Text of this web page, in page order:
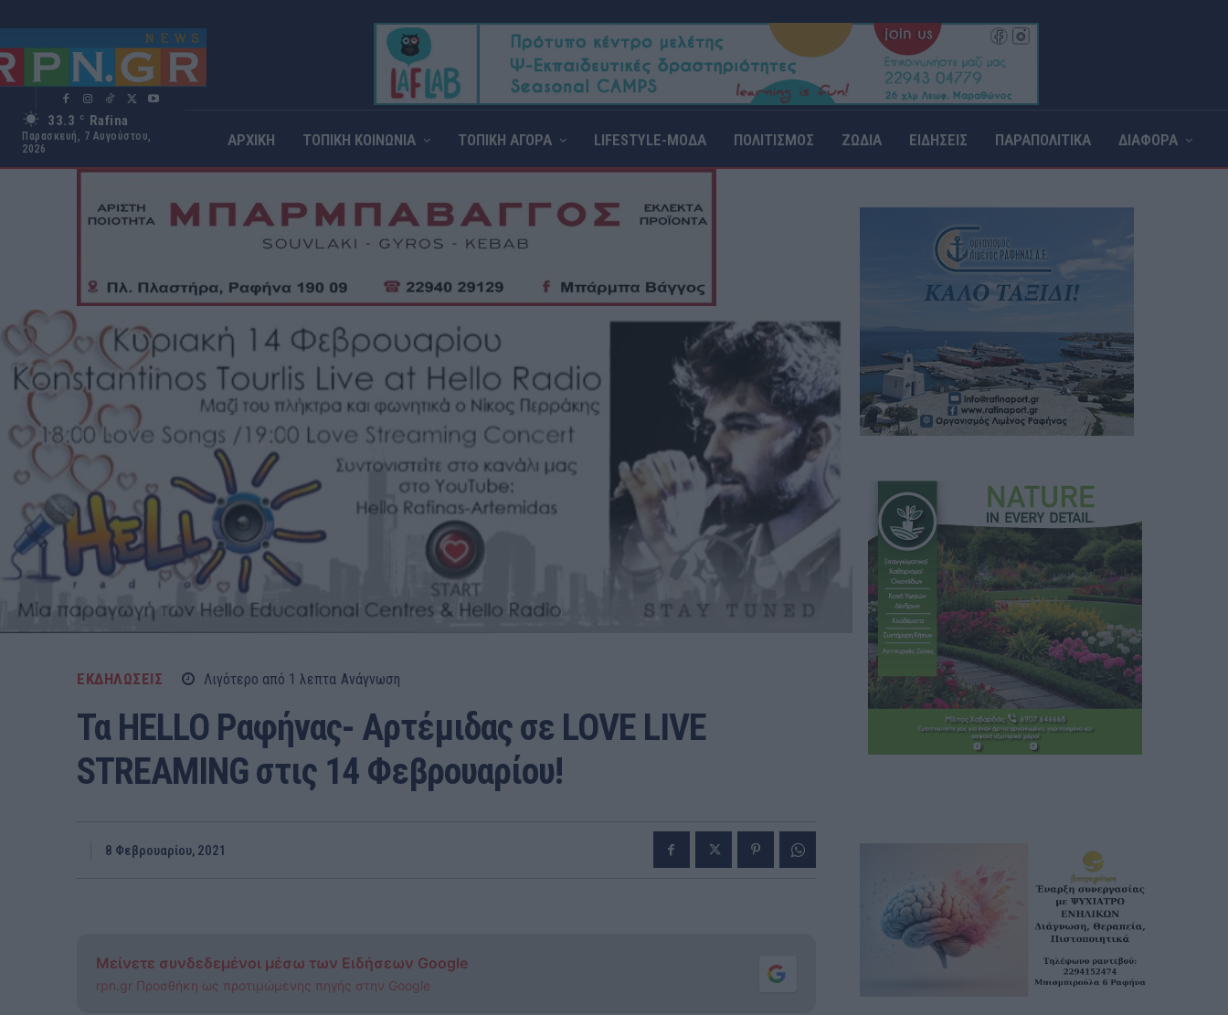
33.3 C Rafina
Παρασκευή, 7 Αυγούστου,
2026
ΑΡΧΙΚΗ ΤΟΠΙΚΗ ΚΟΙΝΩΝΙΑ ΤΟΠΙΚΗ ΑΓΟΡΑ LIFESTYLE-ΜΟΔΑ ΠΟΛΙΤΙΣΜΟΣ ΖΩΔΙΑ ΕΙΔΗΣΕΙΣ ΠΑΡΑΠΟΛΙΤΙΚΑ ΔΙΑΦΟΡΑ
ΕΚΔΗΛΩΣΕΙΣ Λιγότερο από 1 λεπτα Ανάγνωση
Τα HELLO Ραφήνας- Αρτέμιδας σε LOVE LIVE
STREAMING στις 14 Φεβρουαρίου!
8 Φεβρουαρίου, 2021
Μείνετε συνδεδεμένοι μέσω των Ειδήσεων Google
rpn.gr Προσθήκη ως προτιμώμενης πηγής στην Google